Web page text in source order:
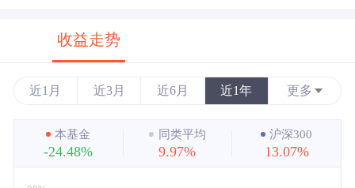
收益走势
近1月 近3月 近6月 近1年 更多
近3年
近5年
本基金
-24.48%
同类平均
9.97%
沪深300
13.07%